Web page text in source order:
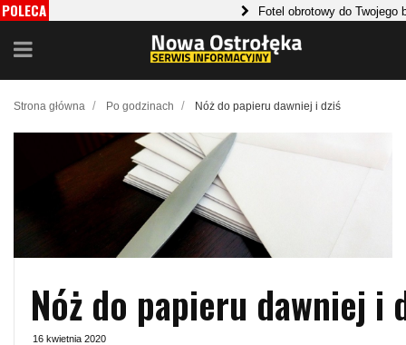
POLECA
Fotel obrotowy do Twojego biura
Pady polerskie: Klucz do
Strona główna / Po godzinach / Nóż do papieru dawniej i dziś
Nóż do papieru dawniej i
16 kwietnia 2020